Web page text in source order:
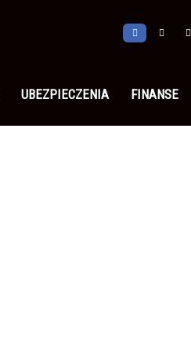
UBEZPIECZENIA FINANSE